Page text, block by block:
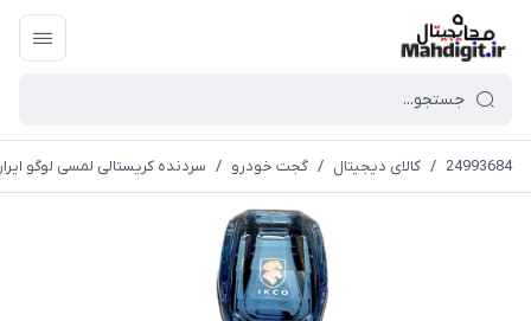
24993684
/ کالای دیجیتال / گجت خودرو / سردنده کریستالی لمسی لوگو